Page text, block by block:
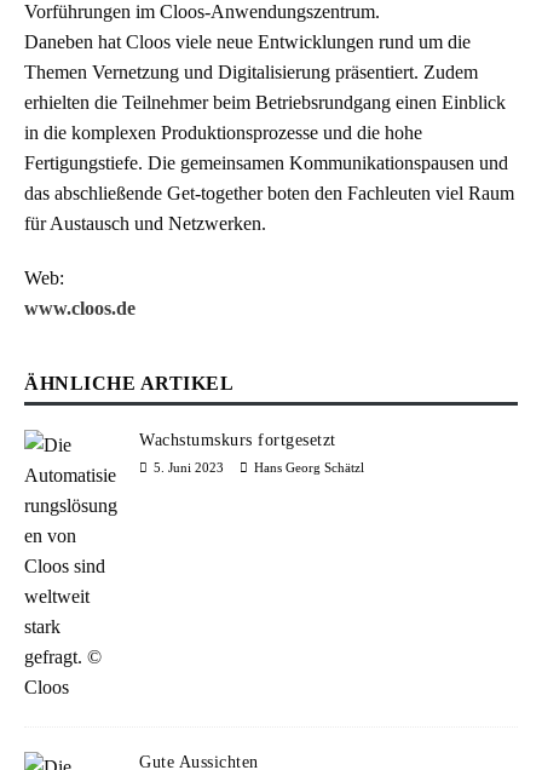
Vorführungen im Cloos-Anwendungszentrum.
Daneben hat Cloos viele neue Entwicklungen rund um die
Themen Vernetzung und Digitalisierung präsentiert. Zudem
erhielten die Teilnehmer beim Betriebsrundgang einen Einblick
in die komplexen Produktionsprozesse und die hohe
Fertigungstiefe. Die gemeinsamen Kommunikationspausen und
das abschließende Get-together boten den Fachleuten viel Raum
für Austausch und Netzwerken.
Web:
www.cloos.de
ÄHNLICHE ARTIKEL
Wachstumskurs fortgesetzt
5. Juni 2023 Hans Georg Schätzl
Gute Aussichten